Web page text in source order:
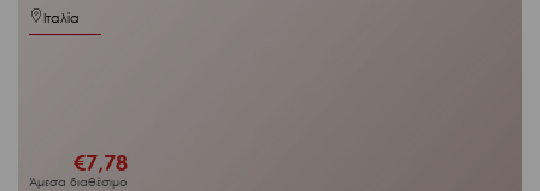
Ιταλία
€7,78
Άμεσα διαθέσιμο